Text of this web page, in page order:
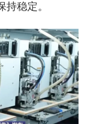
稳定。